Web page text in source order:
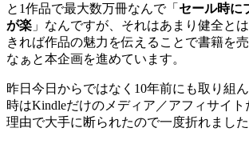
と1作品で最大数万冊なんで「 セール時に
が楽 」なんですが、それはあまり健全と
きれば作品の魅力を伝えることで書籍を
なぁと本企画を進めています。
昨日今日からではなく10年前にも取り組
時はKindleだけのメディア／アフィサイ
理由で大手に断られたので一度折れました